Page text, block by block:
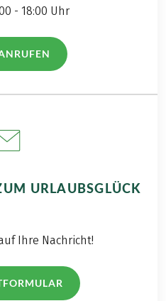
- 18:00 Uhr
(LINK ÖFFNET IN NEUEM TAB)
URLAUBSGLÜCK
Ihre Nachricht!